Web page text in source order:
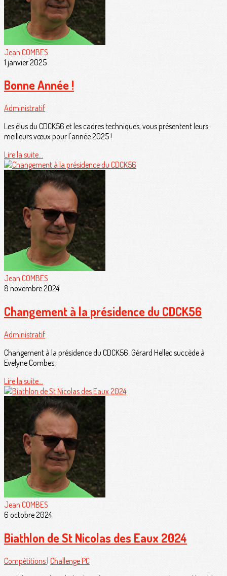
Jean COMBES
1 janvier 2025
Bonne Année !
Administratif
Les élus du CDCK56 et les cadres techniques, vous présentent leurs
meilleurs vœux pour l'année 2025 !
Lire la suite...
Jean COMBES
8 novembre 2024
Changement à la présidence du CDCK56
Administratif
Changement à la présidence du CDCK56. Gérard Hellec succède à
Evelyne Combes.
Lire la suite...
Jean COMBES
6 octobre 2024
Biathlon de St Nicolas des Eaux 2024
Compétitions| Challenge PC